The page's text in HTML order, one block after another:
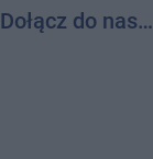
Dołącz do nas…